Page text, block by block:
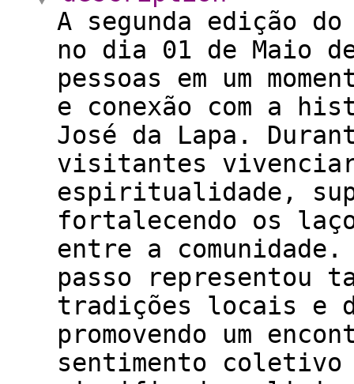
A segunda edição do
no dia 01 de Maio
pessoas em um
e conexão com a
José da Lapa.
visitantes
espiritualidade,
fortalecendo os
entre a
passo representou
tradições locais e
promovendo um
sentimento coletivo